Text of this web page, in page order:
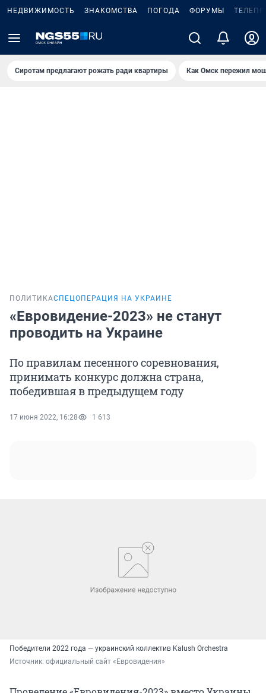
НЕДВИЖИМОСТЬ ЗНАКОМСТВА ПОГОДА ФОРУМЫ
Сиротам предлагают рожать ради квартиры Как Омск пережил
ПОЛИТИКАСПЕЦОПЕРАЦИЯ НА УКРАИНЕ
«Евровидение-2023» не станут
проводить на Украине
По правилам песенного соревнования,
принимать конкурс должна страна,
победившая в предыдущем году
17 июня 2022, 16:28 1 613
Победители 2022 года — украинский коллектив Kalush Orchestra
Источник: официальный сайт «Евровидения»